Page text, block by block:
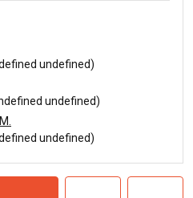
undefined)
undefined)
undefined)